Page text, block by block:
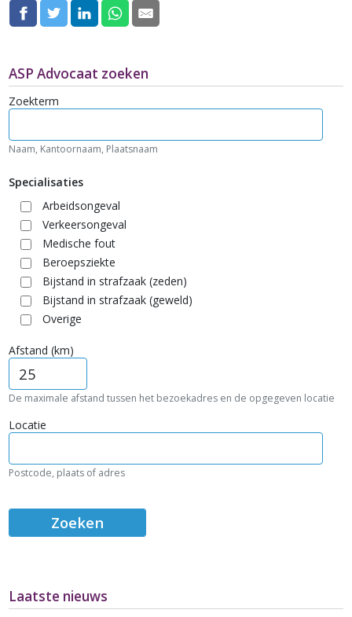
ASP Advocaat zoeken
Zoekterm
Naam, Kantoornaam, Plaatsnaam
Specialisaties
Arbeidsongeval
Verkeersongeval
Medische fout
Beroepsziekte
Bijstand in strafzaak (zeden)
Bijstand in strafzaak (geweld)
Overige
Afstand (km)
De maximale afstand tussen het bezoekadres en de opgegeven locatie
Locatie
Postcode, plaats of adres
Laatste nieuws